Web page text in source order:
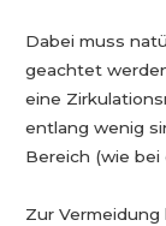
Dabei muss
geachtet
eine
entlang wenig
Bereich (wie
Zur